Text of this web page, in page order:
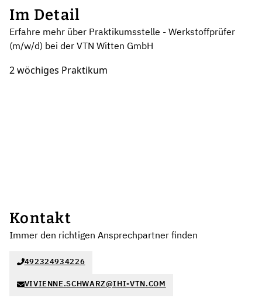
Im Detail
Erfahre mehr über Praktikumsstelle - Werkstoffprüfer
(m/w/d) bei der VTN Witten GmbH
2 wöchiges Praktikum
Kontakt
Immer den richtigen Ansprechpartner finden
492324934226
VIVIENNE.SCHWARZ@IHI-VTN.COM